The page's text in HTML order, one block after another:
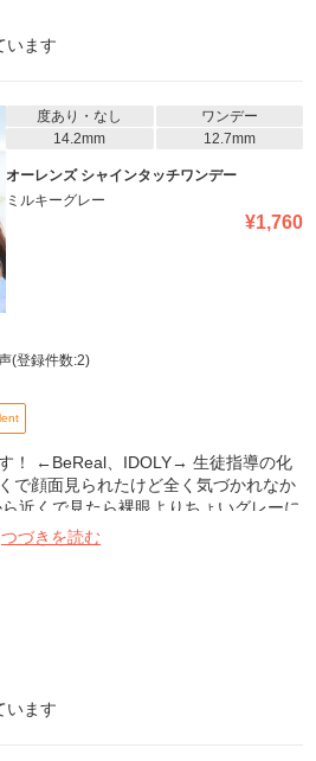
います
度あり・なし
ワンデー
14.2mm
12.7mm
オーレンズ シャインタッチワンデー
ミルキーグレー
¥1,760
(登録件数:2)
！ ←BeReal、IDOLY→ 生徒指導の化
で顔面見られたけど全く気づかれなか
近くで見たら裸眼よりちょいグレーに
てるかなって感じです！！ノーマルで
ほぼ無い！！超ナチュラル！！ 学校で
つづきを読む
います